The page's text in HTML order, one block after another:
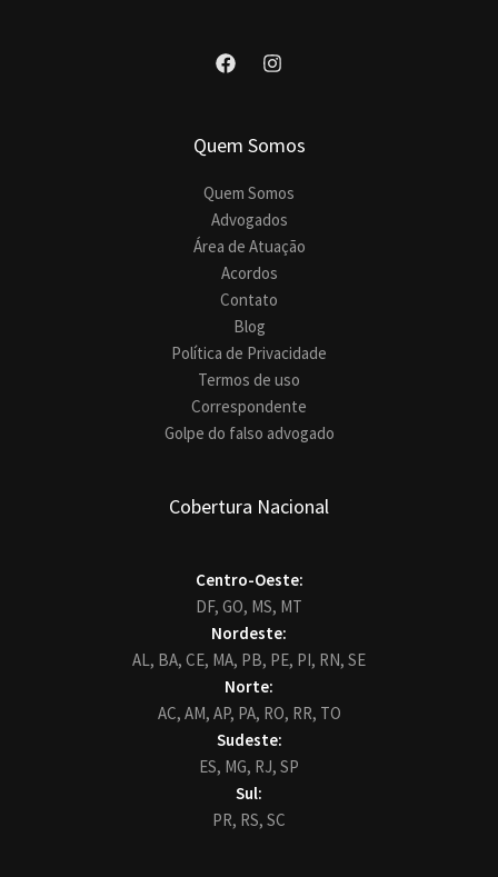
Quem Somos
Quem Somos
Advogados
Área de Atuação
Acordos
Contato
Blog
Política de Privacidade
Termos de uso
Correspondente
Golpe do falso advogado
Cobertura Nacional
Centro-Oeste:
DF, GO, MS, MT
Nordeste:
AL, BA, CE, MA, PB, PE, PI, RN, SE
Norte:
AC, AM, AP, PA, RO, RR, TO
Sudeste:
ES, MG, RJ, SP
Sul:
PR, RS, SC